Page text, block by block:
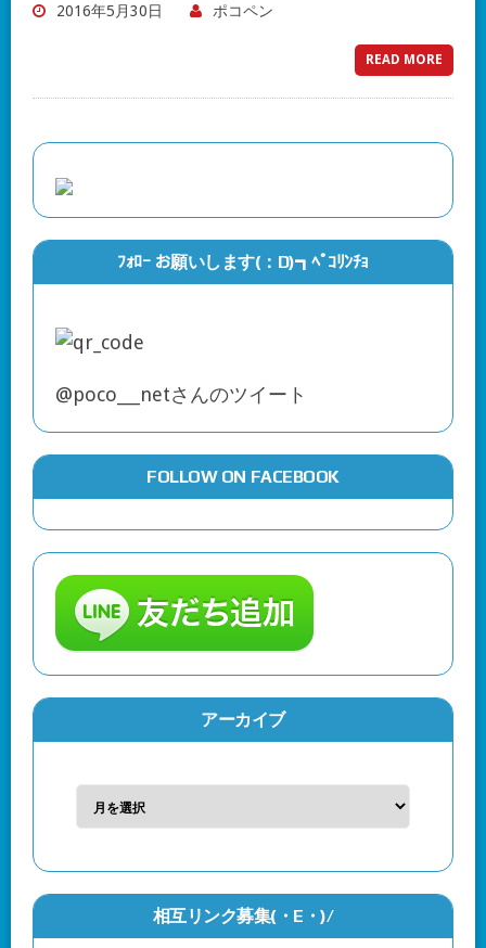
2016年5月30日 ポコペン
READ MORE
ﾌｫﾛｰ お願いします(：D)┓ﾍﾟｺﾘﾝﾁｮ
@poco___netさんのツイート
FOLLOW ON FACEBOOK
アーカイブ
相互リンク募集(・Ε・)/